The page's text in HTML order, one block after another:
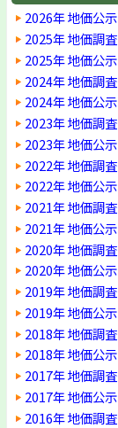
2026年 地価公示
2025年 地価調査
2025年 地価公示
2024年 地価調査
2024年 地価公示
2023年 地価調査
2023年 地価公示
2022年 地価調査
2022年 地価公示
2021年 地価調査
2021年 地価公示
2020年 地価調査
2020年 地価公示
2019年 地価調査
2019年 地価公示
2018年 地価調査
2018年 地価公示
2017年 地価調査
2017年 地価公示
2016年 地価調査